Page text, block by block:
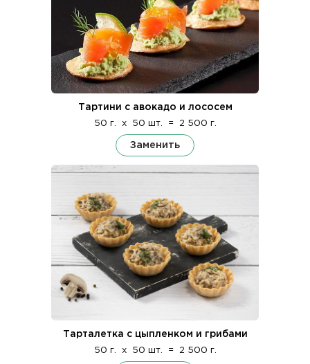
Тартини с авокадо и лососем
50 г. x 50 шт. = 2 500 г.
Заменить
Тарталетка с цыпленком и грибами
50 г. x 50 шт. = 2 500 г.